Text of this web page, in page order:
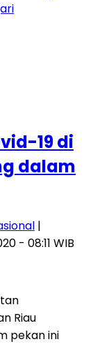
19 di
dalam
|
- 08:11 WIB
Riau
pekan ini